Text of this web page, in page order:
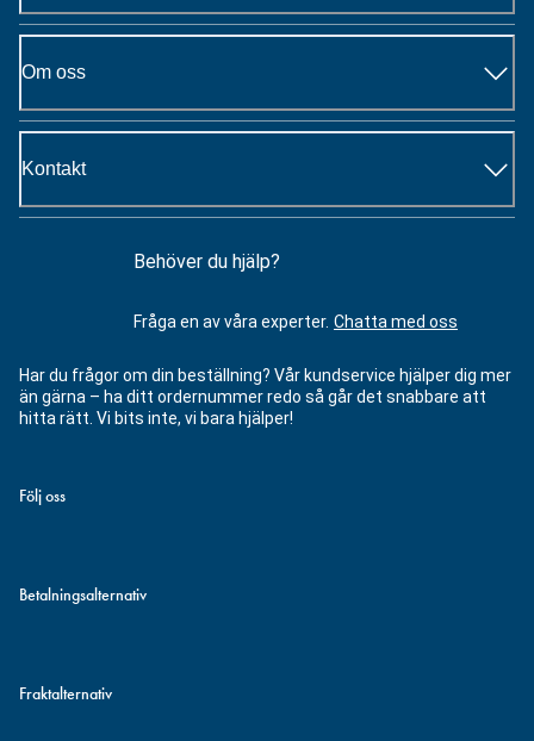
Om oss
Kontakt
Behöver du hjälp?
Fråga en av våra experter. Chatta med oss
Har du frågor om din beställning? Vår kundservice hjälper dig mer
än gärna – ha ditt ordernummer redo så går det snabbare att
hitta rätt. Vi bits inte, vi bara hjälper!
Följ oss
Betalningsalternativ
Fraktalternativ